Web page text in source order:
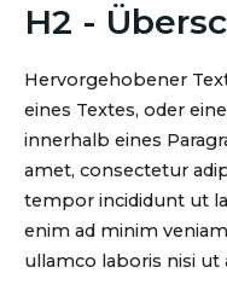
H2 -
Hervorgehobener
eines Textes, oder
innerhalb eines
amet, consectetur
tempor incididunt ut
enim ad minim
ullamco laboris nisi ut